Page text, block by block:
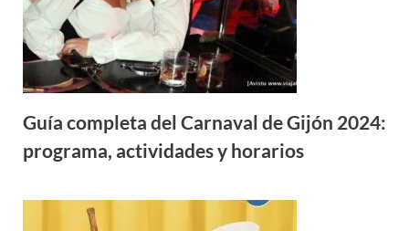
Guía completa del Carnaval de Gijón 2024:
programa, actividades y horarios